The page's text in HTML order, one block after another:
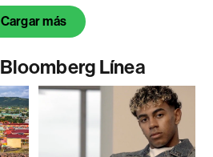
Cargar más
Línea